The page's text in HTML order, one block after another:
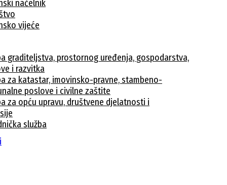
načelnik
vijeće
graditeljstva, prostornog uređenja, gospodarstva,
i razvitka
za katastar, imovinsko-pravne, stambeno-
poslove i civilne zaštite
za opću upravu, društvene djelatnosti i
služba